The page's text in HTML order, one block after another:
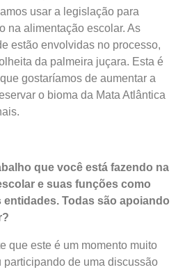
usar a legislação para
na alimentação escolar. As
estão envolvidas no processo,
da palmeira juçara. Esta é
gostaríamos de aumentar a
o bioma da Mata Atlântica
que você está fazendo na
e suas funções como
Todas são apoiando
que este é um momento muito
participando de uma discussão